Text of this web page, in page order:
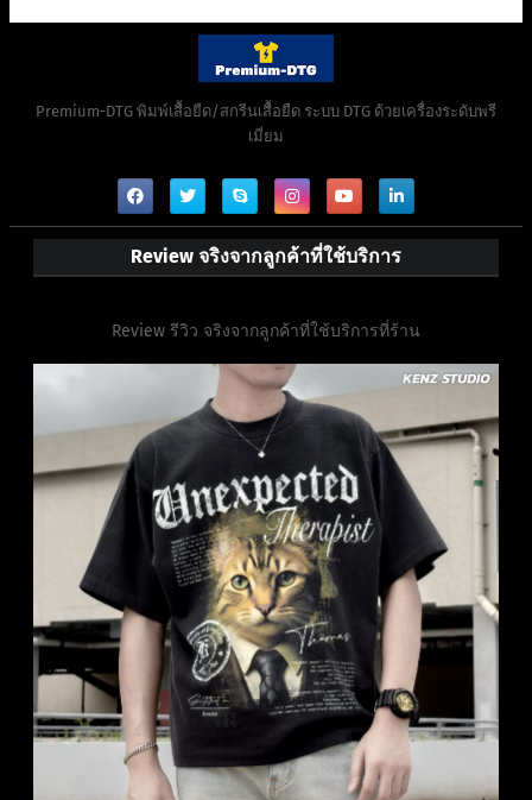
Premium-DTG พิมพ์เสื้อยืด/สกรีนเสื้อยืด ระบบ DTG ด้วยเครื่องระดับพรี
เมี่ยม
Review จริงจากลูกค้าที่ใช้บริการ
Review รีวิว จริงจากลูกค้าที่ใช้บริการที่ร้าน